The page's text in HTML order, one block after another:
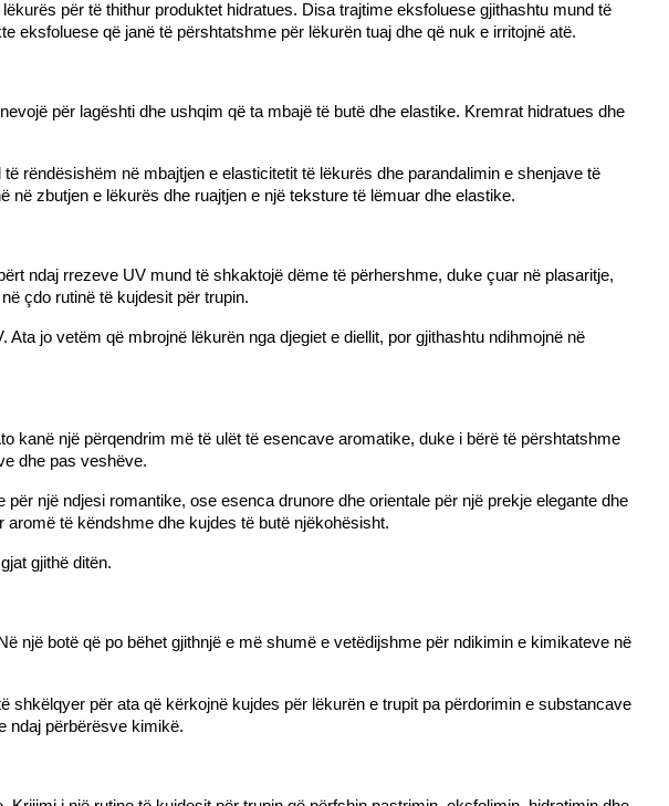
për të thithur produktet hidratues. Disa trajtime eksfoluese gjithashtu mund të
eksfoluese që janë të përshtatshme për lëkurën tuaj dhe që nuk e irritojnë atë.
për lagështi dhe ushqim që ta mbajë të butë dhe elastike. Kremrat hidratues dhe
rëndësishëm në mbajtjen e elasticitetit të lëkurës dhe parandalimin e shenjave të
zbutjen e lëkurës dhe ruajtjen e një teksture të lëmuar dhe elastike.
ndaj rrezeve UV mund të shkaktojë dëme të përhershme, duke çuar në plasaritje,
çdo rutinë të kujdesit për trupin.
jo vetëm që mbrojnë lëkurën nga djegiet e diellit, por gjithashtu ndihmojnë në
kanë një përqendrim më të ulët të esencave aromatike, duke i bërë të përshtatshme
dhe pas veshëve.
një ndjesi romantike, ose esenca drunore dhe orientale për një prekje elegante dhe
të këndshme dhe kujdes të butë njëkohësisht.
gjithë ditën.
një botë që po bëhet gjithnjë e më shumë e vetëdijshme për ndikimin e kimikateve në
për ata që kërkojnë kujdes për lëkurën e trupit pa përdorimin e substancave
ndaj përbërësve kimikë.